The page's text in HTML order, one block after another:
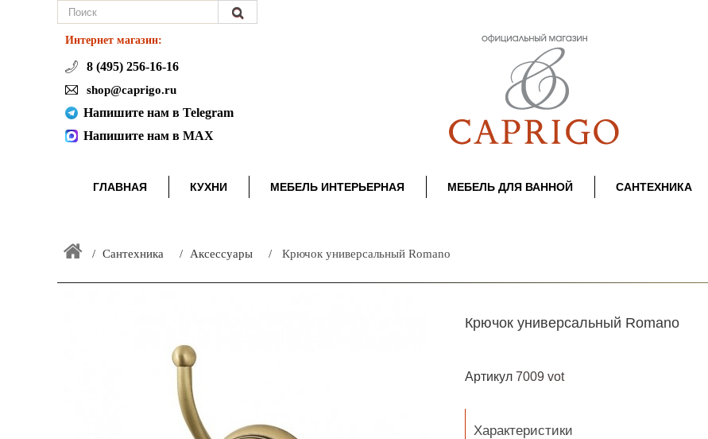
Интернет магазин:
8 (495) 256-16-16
shop@caprigo.ru
Напишите нам в Telegram
Напишите нам в MAX
ГЛАВНАЯ КУХНИ МЕБЕЛЬ ИНТЕРЬЕРНАЯ МЕБЕЛЬ ДЛЯ ВАННОЙ САНТЕХНИКА
Сантехника Аксессуары Крючок универсальный Romano
Крючок универсальный Romano
Артикул 7009 vot
Характеристики